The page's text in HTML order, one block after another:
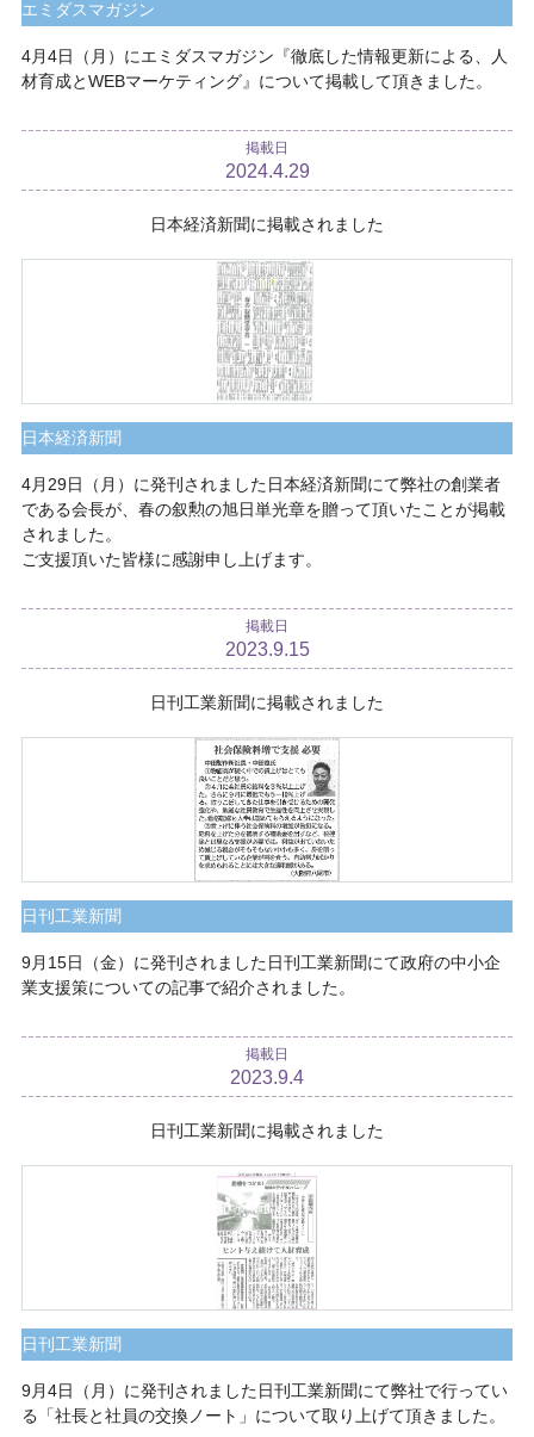
エミダスマガジン
4月4日（月）にエミダスマガジン『徹底した情報更新による、人
材育成とWEBマーケティング』について掲載して頂きました。
掲載日
2024.4.29
日本経済新聞に掲載されました
日本経済新聞
4月29日（月）に発刊されました日本経済新聞にて弊社の創業者
である会長が、春の叙勲の旭日単光章を贈って頂いたことが掲載
されました。
ご支援頂いた皆様に感謝申し上げます。
掲載日
2023.9.15
日刊工業新聞に掲載されました
日刊工業新聞
9月15日（金）に発刊されました日刊工業新聞にて政府の中小企
業支援策についての記事で紹介されました。
掲載日
2023.9.4
日刊工業新聞に掲載されました
日刊工業新聞
9月4日（月）に発刊されました日刊工業新聞にて弊社で行ってい
る「社長と社員の交換ノート」について取り上げて頂きました。